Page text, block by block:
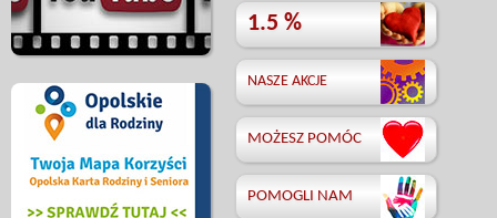
1.5 %
NASZE AKCJE
MOŻESZ POMÓC
POMOGLI NAM